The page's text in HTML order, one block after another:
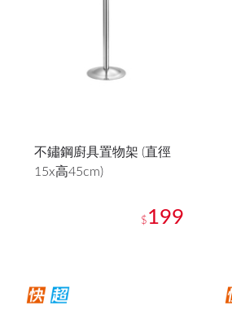
不鏽鋼廚具置物架 (直徑
15x高45cm)
$ 199